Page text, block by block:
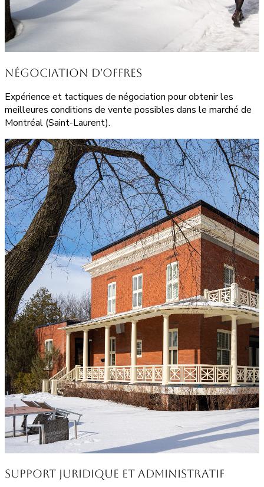
Négociation d'Offres
Expérience et tactiques de négociation pour obtenir les
meilleures conditions de vente possibles dans le marché de
Montréal (Saint-Laurent).
Support Juridique et Administratif